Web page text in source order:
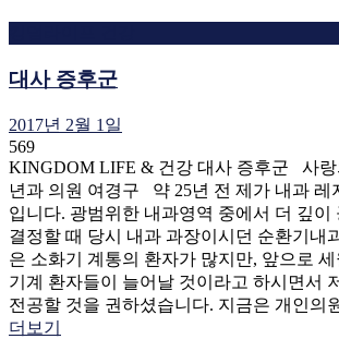
대사 증후군
2017년 2월 1일
569
KINGDOM LIFE & 건강 대사 증후군 사랑
년과 의원 여경구 약 25년 전 제가 내과 레
입니다. 광범위한 내과영역 중에서 더 깊이
결정할 때 당시 내과 과장이시던 순환기내
은 소화기 계통의 환자가 많지만, 앞으로
기계 환자들이 늘어날 것이라고 하시면서
전공할 것을 권하셨습니다. 지금은 개인
더보기